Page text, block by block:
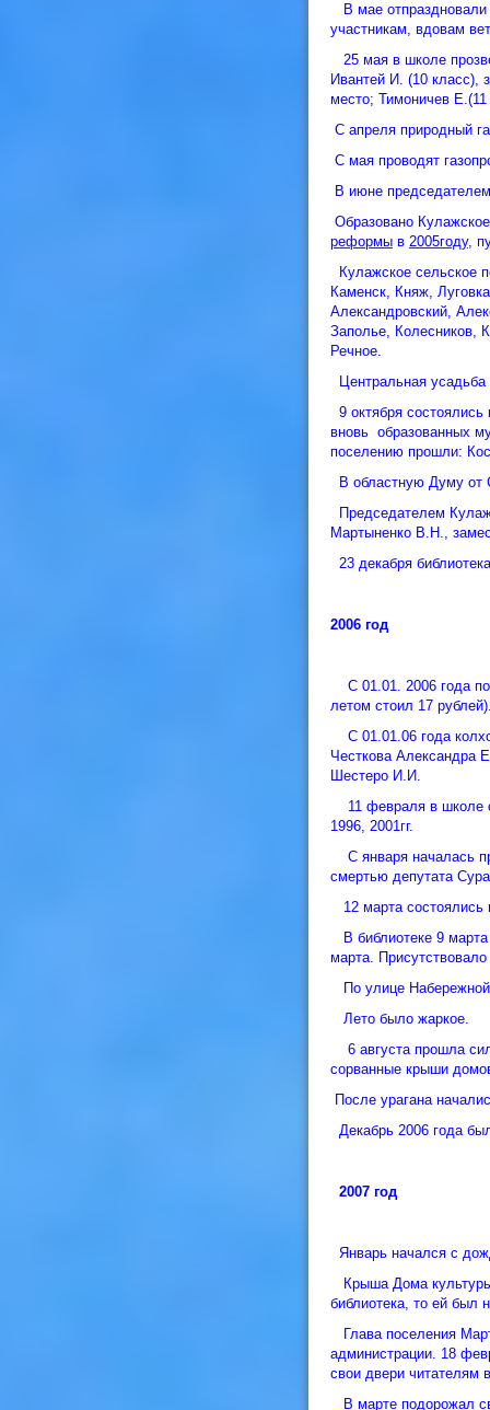
В мае отпраздновали
участникам, вдовам
25 мая в школе
Ивантей И. (10 класс),
место; Тимоничев
С апреля природный
С мая проводят
В июне
Образовано
реформы в 2005году,
Кулажское сельское
Каменск, Княж,
Александровский,
Заполье, Колесников,
Речное.
Центральная
9 октября
вновь образованных
поселению прошли:
В областную Думу от
Председателем
Мартыненко В.Н.,
23 декабря
2006 год
С 01.01. 2006 года
летом стоил 17
С 01.01.06 года
Честкова Александра
Шестеро И.И.
11 февраля в школе
1996, 2001гг.
С января началась
смертью депутата
12 марта
В библиотеке 9
марта.
По улице Набережной
Лето было жаркое.
6 августа прошла
сорванные крыши
После урагана
Декабрь 2006 года
2007 год
Январь начался с
Крыша Дома культуры
библиотека, то ей был
Глава поселения
администрации. 18
свои двери читателям
В марте подорожал